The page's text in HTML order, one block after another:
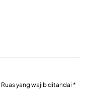
Ruas yang wajib ditandai *